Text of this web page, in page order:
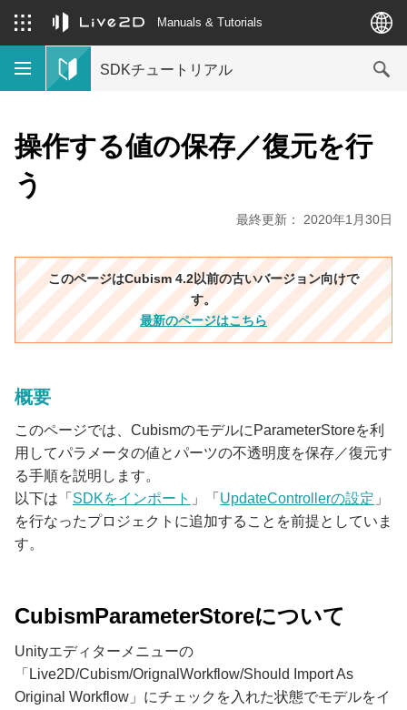
Manuals & Tutorials
SDKチュートリアル
操作する値の保存／復元を行
う
最終更新： 2020年1月30日
このページはCubism 4.2以前の古いバージョン向けで
す。
最新のページはこちら
概要
このページでは、CubismのモデルにParameterStoreを利
用してパラメータの値とパーツの不透明度を保存／復元す
る手順を説明します。
以下は「 SDKをインポート 」「 UpdateControllerの設定 」
を行なったプロジェクトに追加することを前提としていま
す。
CubismParameterStoreについて
Unityエディターメニューの
「Live2D/Cubism/OrignalWorkflow/Should Import As
Original Workflow」にチェックを入れた状態でモデルをイ